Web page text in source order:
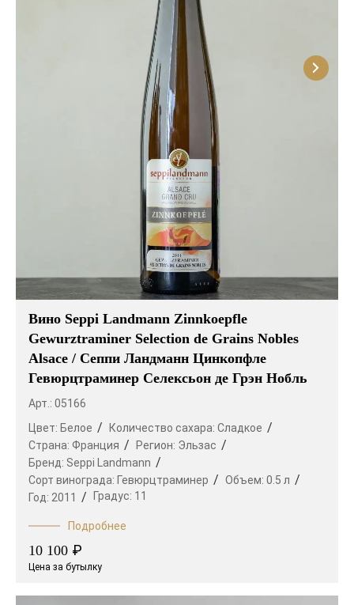
Вино Seppi Landmann Zinnkoepfle
Gewurztraminer Selection de Grains Nobles
Alsace / Сеппи Ландманн Цинкопфле
Гевюрцтраминер Селексьон де Грэн Нобль
Арт.: 05166
Цвет: Белое Количество сахара: Сладкое
Страна: Франция Регион: Эльзас
Бренд: Seppi Landmann
Сорт винограда: Гевюрцтраминер Объем: 0.5 л
Год: 2011 Градус: 11
Подробнее
10 100 ₽
Цена за бутылку